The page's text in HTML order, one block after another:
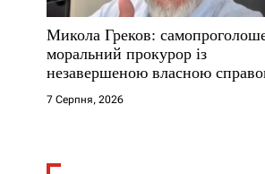
с
і
в
Микола Греков:
моральний прокурор із
незавершеною власною
7 Серпня, 2026